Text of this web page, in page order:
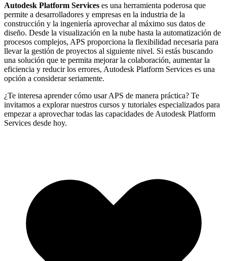
Autodesk Platform Services es una herramienta poderosa que
permite a desarrolladores y empresas en la industria de la
construcción y la ingeniería aprovechar al máximo sus datos de
diseño. Desde la visualización en la nube hasta la automatización de
procesos complejos, APS proporciona la flexibilidad necesaria para
llevar la gestión de proyectos al siguiente nivel. Si estás buscando
una solución que te permita mejorar la colaboración, aumentar la
eficiencia y reducir los errores, Autodesk Platform Services es una
opción a considerar seriamente.
¿Te interesa aprender cómo usar APS de manera práctica? Te
invitamos a explorar nuestros cursos y tutoriales especializados para
empezar a aprovechar todas las capacidades de Autodesk Platform
Services desde hoy.